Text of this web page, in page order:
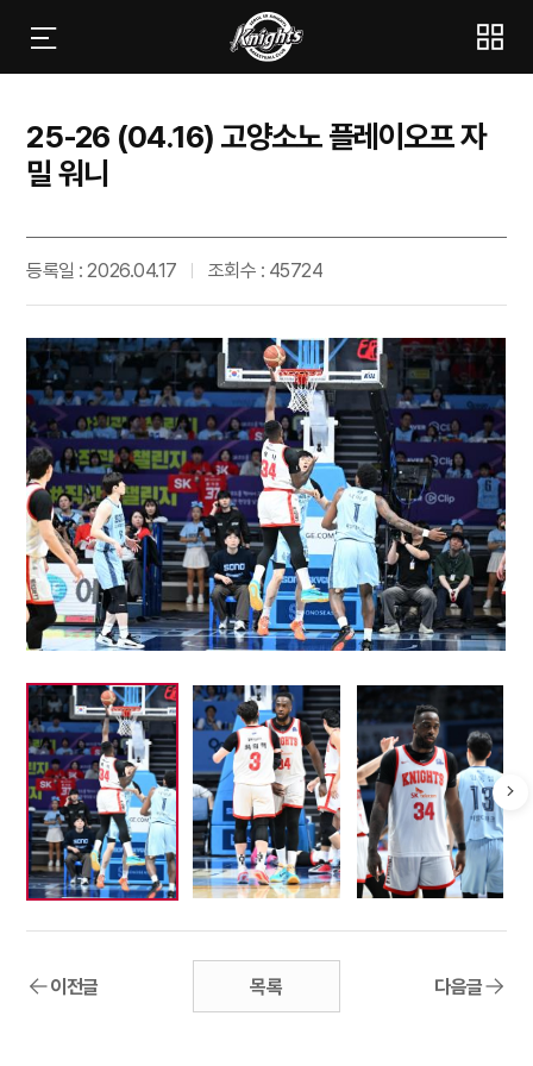
25-26 (04.16) 고양소노 플레이오프 자
밀 워니
등록일 : 2026.04.17 조회수 : 45724
이전글 목록 다음글